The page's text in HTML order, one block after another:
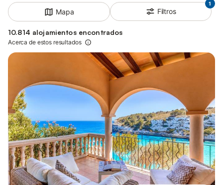
Mapa
1
Filtros
10.814 alojamientos encontrados
Acerca de estos resultados